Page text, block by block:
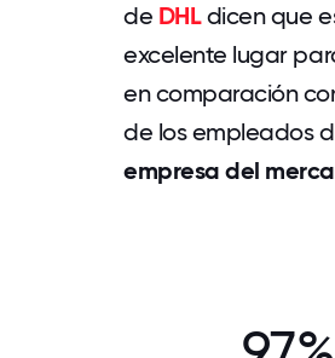
de DHLdicen que
excelente lugar
en comparación
de los empleados
empresa del